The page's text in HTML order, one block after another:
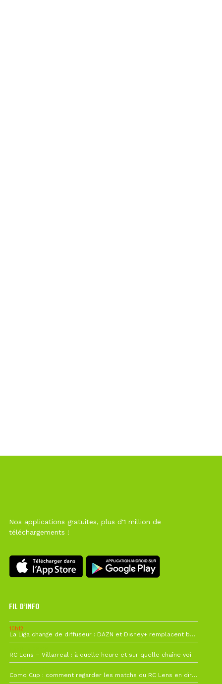
Nos applications gratuites, plus d'1 million de
téléchargements !
FIL D’INFO
10h12
La Liga change de diffuseur : DAZN et Disney+ remplacent beIN Sports !
RC Lens – Villarreal : à quelle heure et sur quelle chaîne voir la finale de la Como Cup ?
Como Cup : comment regarder les matchs du RC Lens en direct ?